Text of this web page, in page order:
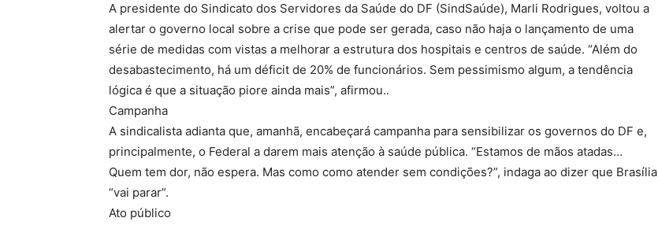
A presidente do Sindicato dos Servidores da Saúde do DF (SindSaúde), Marli Rodrigues, voltou a
alertar o governo local sobre a crise que pode ser gerada, caso não haja o lançamento de uma
série de medidas com vistas a melhorar a estrutura dos hospitais e centros de saúde. “Além do
desabastecimento, há um déficit de 20% de funcionários. Sem pessimismo algum, a tendência
lógica é que a situação piore ainda mais”, afirmou..
Campanha
A sindicalista adianta que, amanhã, encabeçará campanha para sensibilizar os governos do DF e,
principalmente, o Federal a darem mais atenção à saúde pública. “Estamos de mãos atadas…
Quem tem dor, não espera. Mas como como atender sem condições?”, indaga ao dizer que Brasília
“vai parar”.
Ato público